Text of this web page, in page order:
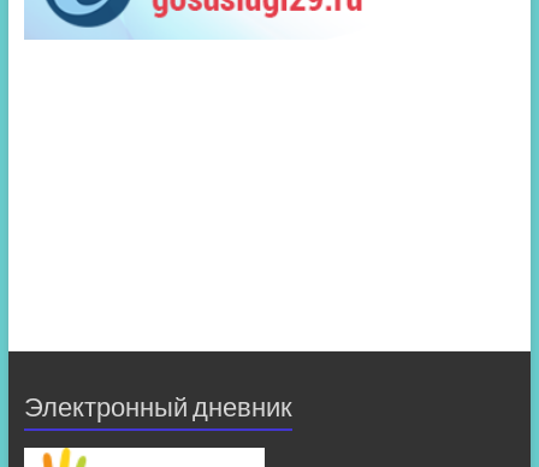
Электронный дневник